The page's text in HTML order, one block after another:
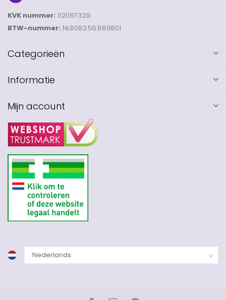
KVK nummer: 02067329
BTW-nummer: NL8082.56.889B01
Categorieën
Informatie
Mijn account